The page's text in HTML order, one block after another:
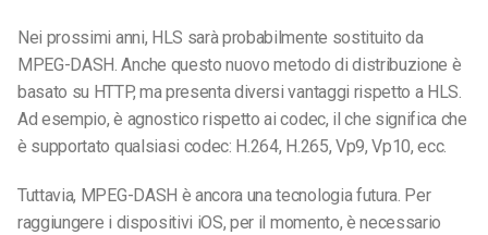
Nei prossimi anni, HLS sarà probabilmente sostituito da
MPEG-DASH. Anche questo nuovo metodo di distribuzione è
basato su HTTP, ma presenta diversi vantaggi rispetto a HLS.
Ad esempio, è agnostico rispetto ai codec, il che significa che
è supportato qualsiasi codec: H.264, H.265, Vp9, Vp10, ecc.
Tuttavia, MPEG-DASH è ancora una tecnologia futura. Per
raggiungere i dispositivi iOS, per il momento, è necessario